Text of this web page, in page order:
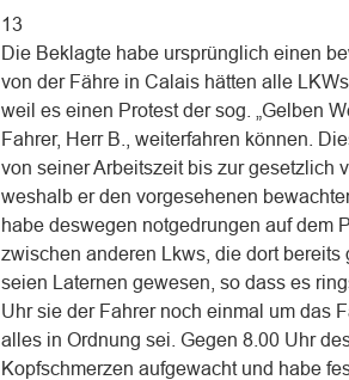
13
Die Beklagte habe ursprünglich einen
von der Fähre in Calais hätten alle
weil es einen Protest der sog. „Gelben
Fahrer, Herr B., weiterfahren können.
von seiner Arbeitszeit bis zur gesetzlich
weshalb er den vorgesehenen
habe deswegen notgedrungen auf dem
zwischen anderen Lkws, die dort
seien Laternen gewesen, so dass es
Uhr sie der Fahrer noch einmal um das
alles in Ordnung sei. Gegen 8.00 Uhr
Kopfschmerzen aufgewacht und habe